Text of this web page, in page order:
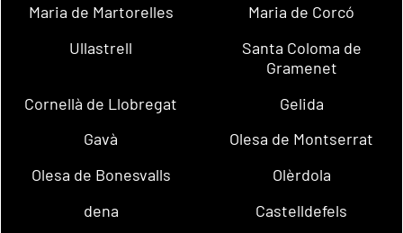
Maria de Martorelles
Maria de Corcó
Ullastrell
Santa Coloma de
Gramenet
Cornellà de Llobregat
Gelida
Gavà
Olesa de Montserrat
Olesa de Bonesvalls
Olèrdola
dena
Castelldefels